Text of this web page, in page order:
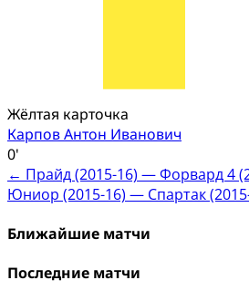
Жёлтая карточка
Карпов Антон Иванович
0'
Post
navigation
← Прайд (2015-16) — Форвард 4
Юниор (2015-16) — Спартак
Ближайшие матчи
Последние матчи